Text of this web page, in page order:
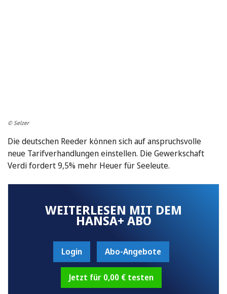
© Selzer
Die deutschen Reeder können sich auf anspruchsvolle
neue Tarifverhandlungen einstellen. Die Gewerkschaft
Verdi fordert 9,5% mehr Heuer für Seeleute.
WEITERLESEN MIT DEM
HANSA+ ABO
Login Abo-Angebote
Jetzt für 0,00 € testen